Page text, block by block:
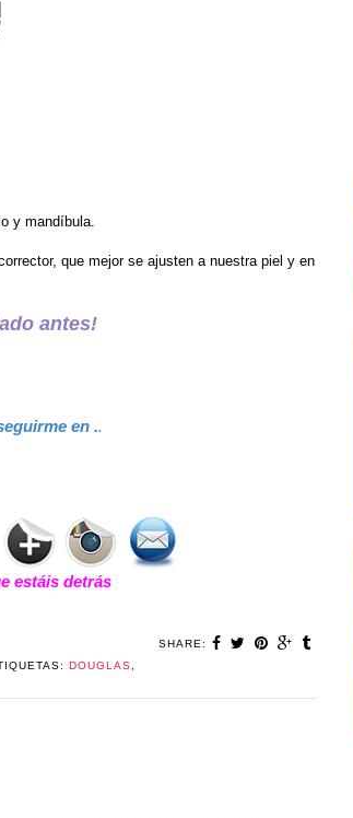
y mandíbula.
que mejor se ajusten a nuestra piel y en
antes!
en ..
estáis detrás
SHARE:
DOUGLAS